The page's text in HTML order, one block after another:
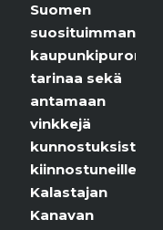
Suomen
suosituimman
kaupunkipuron
tarinaa sekä
antamaan
vinkkejä
kunnostuksista
kiinnostuneille.
Kalastajan
Kanavan